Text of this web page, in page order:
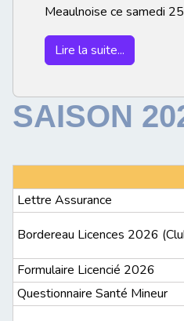
Meaulnoise ce samedi
Lire la suite...
SAISON
Lettre Assurance
Bordereau Licences 2026
Formulaire Licencié 2026
Questionnaire Santé Mineur